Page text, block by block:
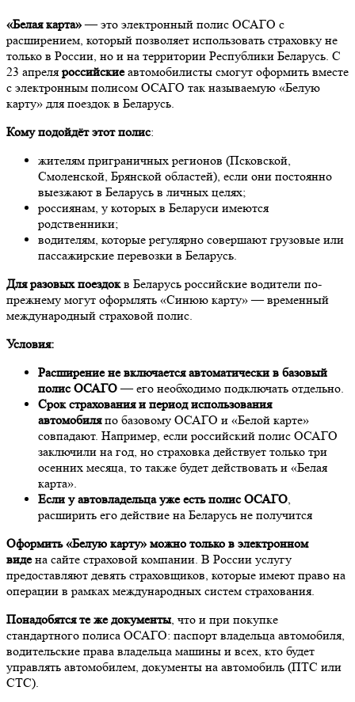
«Белая карта»— это электронный полис ОСАГО с
расширением, который позволяет использовать страховку не
только в России, но и на территории Республики Беларусь. С
23 апреля российскиеавтомобилисты смогут оформить вместе
с электронным полисом ОСАГО так называемую «Белую
карту» для поездок в Беларусь.
Кому подойдёт этот полис:
жителям приграничных регионов (Псковской,
Смоленской, Брянской областей), если они постоянно
выезжают в Беларусь в личных целях;
россиянам, у которых в Беларуси имеются
родственники;
водителям, которые регулярно совершают грузовые или
пассажирские перевозки в Беларусь.
Для разовых поездокв Беларусь российские водители по-
прежнему могут оформлять «Синюю карту» — временный
международный страховой полис.
Условия:
Расширение не включается автоматически в базовый
полис ОСАГО— его необходимо подключать отдельно.
Срок страхования и период использования
автомобиляпо базовому ОСАГО и «Белой карте»
совпадают. Например, если российский полис ОСАГО
заключили на год, но страховка действует только три
осенних месяца, то также будет действовать и «Белая
карта».
Если у автовладельца уже есть полис ОСАГО,
расширить его действие на Беларусь не получится
Оформить «Белую карту» можно только в электронном
видена сайте страховой компании. В России услугу
предоставляют девять страховщиков, которые имеют право на
операции в рамках международных систем страхования.
Понадобятся те же документы, что и при покупке
стандартного полиса ОСАГО: паспорт владельца автомобиля,
водительские права владельца машины и всех, кто будет
управлять автомобилем, документы на автомобиль (ПТС или
СТС).